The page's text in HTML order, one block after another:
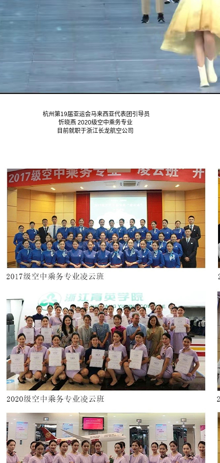
杭州第19届亚运会马来西亚代表团引导员
忻晓燕 2020级空中乘务专业
目前就职于浙江长龙航空公司